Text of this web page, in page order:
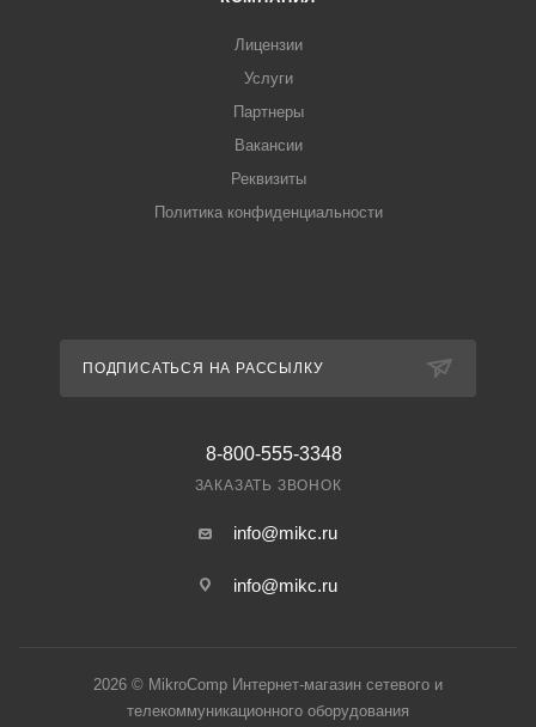
Лицензии
Услуги
Партнеры
Вакансии
Реквизиты
Политика конфиденциальности
ПОДПИСАТЬСЯ НА РАССЫЛКУ
8-800-555-3348
ЗАКАЗАТЬ ЗВОНОК
info@mikc.ru
info@mikc.ru
2026 © MikroComp Интернет-магазин сетевого и
телекоммуникационного оборудования